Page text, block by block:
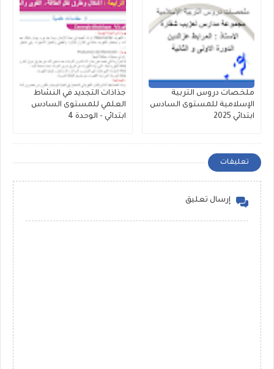
ملخصات دروس التربية
الإسلامية للمستوى السادس
ابتدائي 2025
جذاذات التجديد في النشاط
العلمي للمستوى السادس
ابتدائي - الوحدة 4
تعليقات
إرسال تعليق